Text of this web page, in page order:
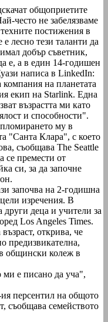
общоприетите
често не забелязваме
постижения в
лесно тези таланти да
добър съветник,
е, а в един 14-годишен
написа в LinkedIn:
на планетата
екип на Starlink. Една
възрастта ми като
и способности".
му в
"Санта Клара", с което
съобщава The Seattle
се премести от
си, за да започне
започва на 2-годишна
изречения. В
други деца и учители за
Los Angeles Times.
открива, че
предизвикателна,
общински колеж в
ми е писано да уча",
персентил на общото
съобщава семейството